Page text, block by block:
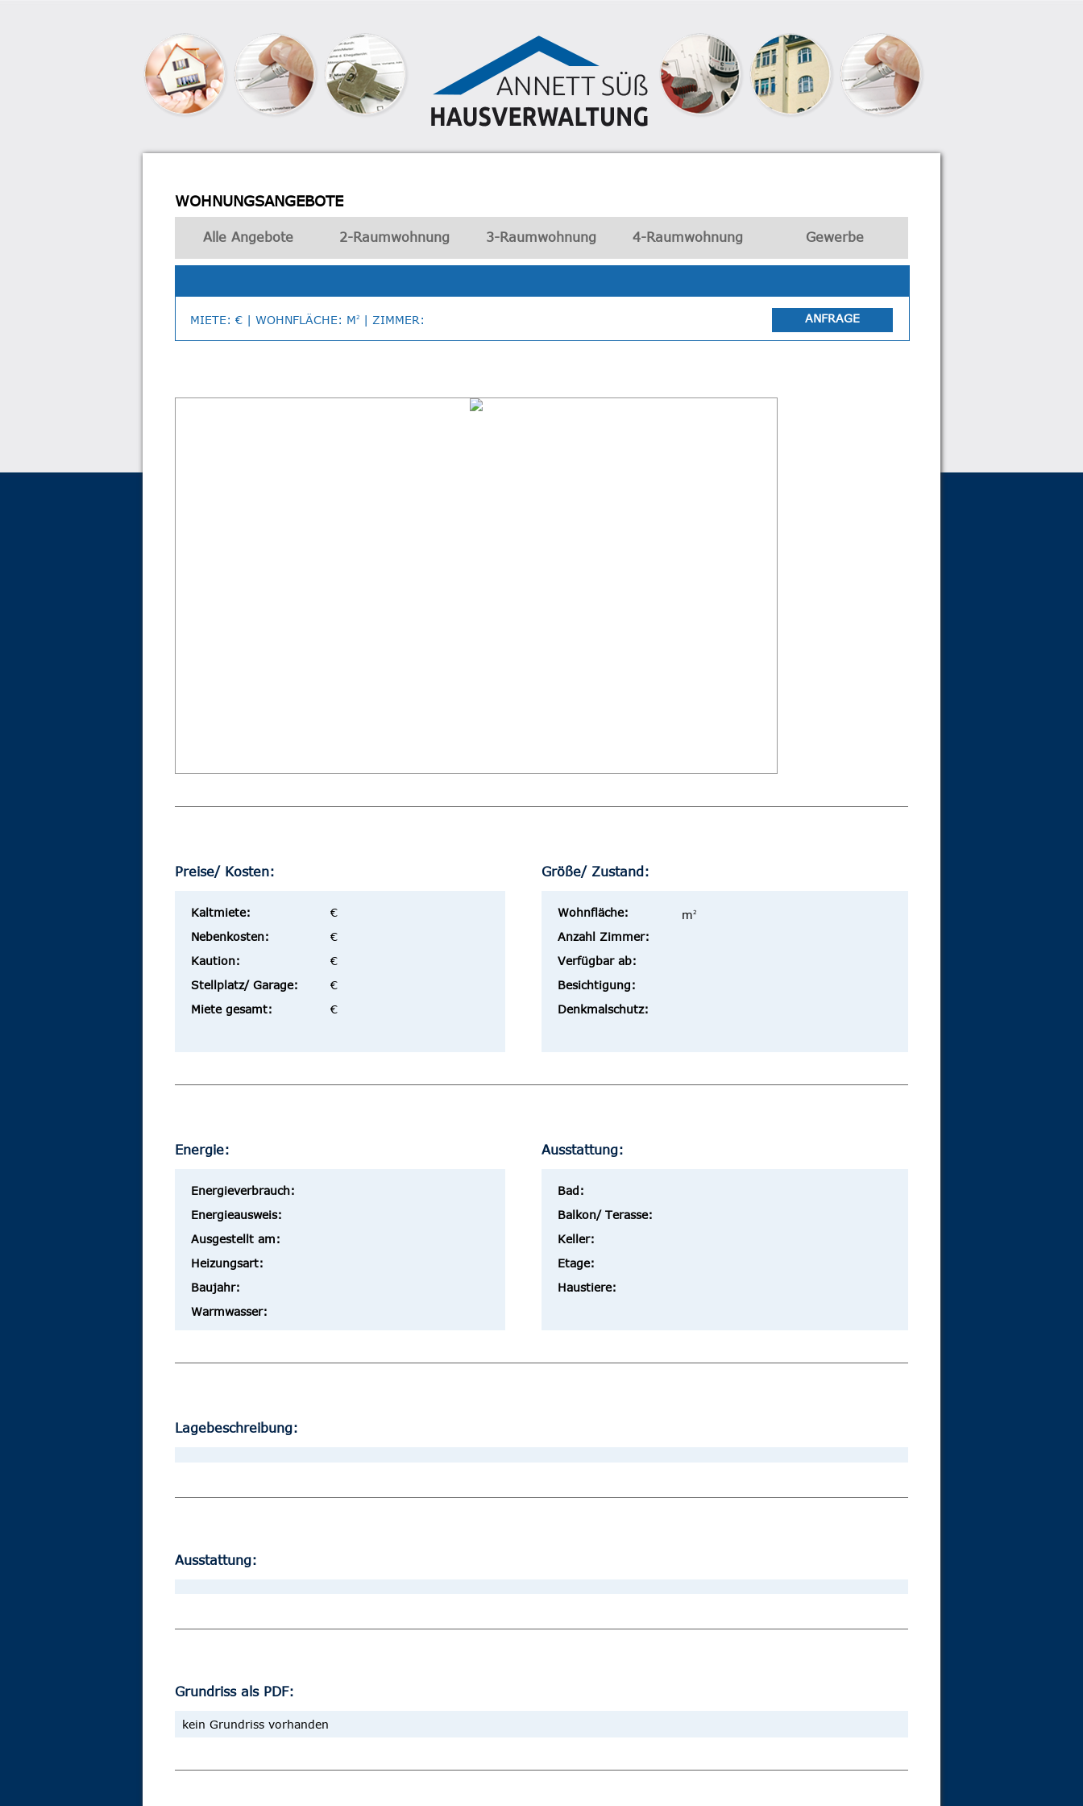
WOHNUNGSANGEBOTE
Alle Angebote 2-Raumwohnung 3-Raumwohnung 4-Raumwohnung Gewerbe
MIETE: € | WOHNFLÄCHE: M2 | ZIMMER: ANFRAGE
Preise/ Kosten:
Kaltmiete:
Nebenkosten:
Kaution:
Stellplatz/ Garage:
Miete gesamt:
€
€
€
€
€
Größe/ Zustand:
Wohnfläche:
Anzahl Zimmer:
Verfügbar ab:
Besichtigung:
Denkmalschutz:
m2
Energie:
Energieverbrauch:
Energieausweis:
Ausgestellt am:
Heizungsart:
Baujahr:
Warmwasser:
Ausstattung:
Bad:
Balkon/ Terasse:
Keller:
Etage:
Haustiere:
Lagebeschreibung:
Ausstattung:
Grundriss als PDF:
kein Grundriss vorhanden